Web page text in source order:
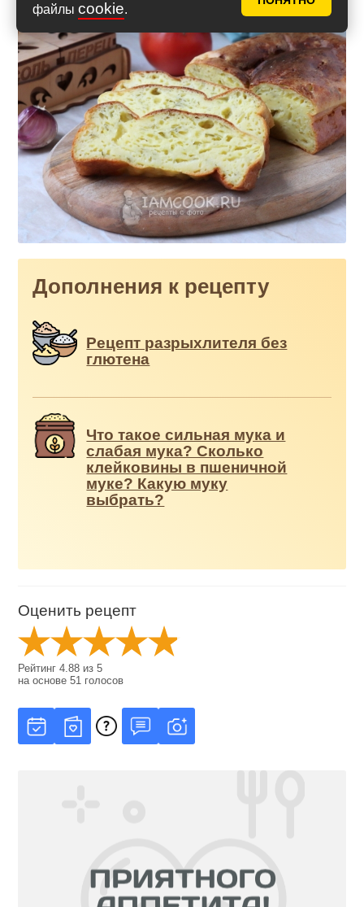
файлы cookie.
Дополнения к рецепту
Рецепт разрыхлителя без
глютена
Что такое сильная мука и
слабая мука? Сколько
клейковины в пшеничной
муке? Какую муку
выбрать?
Оценить рецепт
Рейтинг4.88 из5
на основе51 голосов